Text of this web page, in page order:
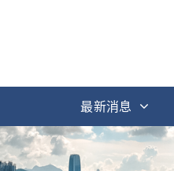
最新消息